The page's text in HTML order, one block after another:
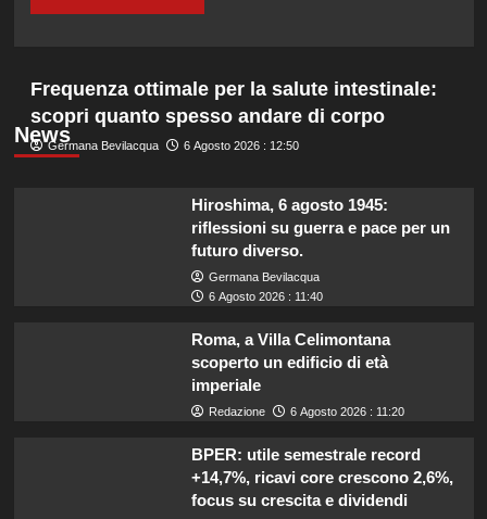
News
Frequenza ottimale per la salute intestinale:
scopri quanto spesso andare di corpo
Germana Bevilacqua 6 Agosto 2026 : 12:50
Hiroshima, 6 agosto 1945:
riflessioni su guerra e pace per un
futuro diverso.
Germana Bevilacqua
6 Agosto 2026 : 11:40
Roma, a Villa Celimontana
scoperto un edificio di età
imperiale
Redazione 6 Agosto 2026 : 11:20
BPER: utile semestrale record
+14,7%, ricavi core crescono 2,6%,
focus su crescita e dividendi